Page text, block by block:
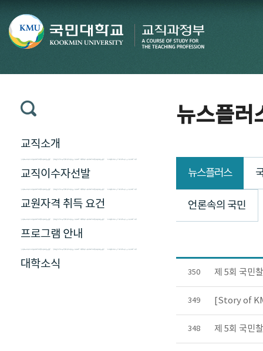
교직소개
교직이수자선발
교원자격 취득 요건
프로그램 안내
대학소식
뉴스플러
뉴스플러스
언론속의 국민
350 제 5회 국민
349 [Story of
348 제 5회 국민